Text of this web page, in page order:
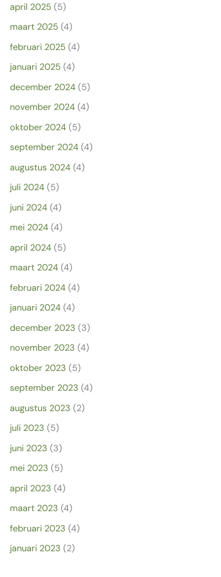
april 2025 (5)
maart 2025 (4)
februari 2025 (4)
januari 2025 (4)
december 2024 (5)
november 2024 (4)
oktober 2024 (5)
september 2024 (4)
augustus 2024 (4)
juli 2024 (5)
juni 2024 (4)
mei 2024 (4)
april 2024 (5)
maart 2024 (4)
februari 2024 (4)
januari 2024 (4)
december 2023 (3)
november 2023 (4)
oktober 2023 (5)
september 2023 (4)
augustus 2023 (2)
juli 2023 (5)
juni 2023 (3)
mei 2023 (5)
april 2023 (4)
maart 2023 (4)
februari 2023 (4)
januari 2023 (2)